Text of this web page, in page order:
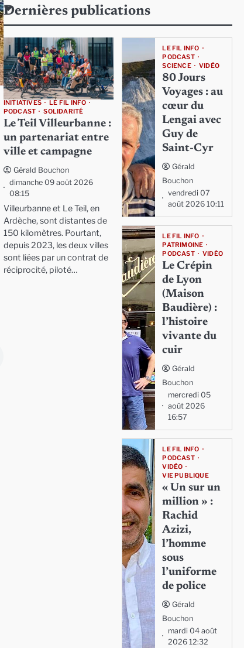
Dernières publications
INITIATIVES
LE FIL INFO
PODCAST
SOLIDARITÉ
Le Teil Villeurbanne :
un partenariat entre
ville et campagne
Gérald Bouchon
dimanche 09 août 2026
08:15
Villeurbanne et Le Teil, en
Ardèche, sont distantes de
150 kilomètres. Pourtant,
depuis 2023, les deux villes
sont liées par un contrat de
réciprocité, piloté…
LE FIL INFO
PODCAST
SCIENCE
VIDÉO
80 Jours
Voyages : au
cœur du
Lengai avec
Guy de
Saint-Cyr
Gérald
Bouchon
vendredi 07
août 2026 10:11
LE FIL INFO
PATRIMOINE
PODCAST
VIDÉO
Le Crépin
de Lyon
(Maison
Baudière) :
l’histoire
vivante du
cuir
Gérald
Bouchon
mercredi 05
août 2026
16:57
LE FIL INFO
PODCAST
VIDÉO
VIE PUBLIQUE
« Un sur un
million » :
Rachid
Azizi,
l’homme
sous
l’uniforme
de police
Gérald
Bouchon
mardi 04 août
2026 12:32